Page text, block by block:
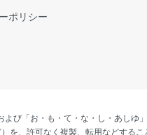
ポリシー
「お・も・て・な・し・あしゆ
、許可なく複製、転用などするこ